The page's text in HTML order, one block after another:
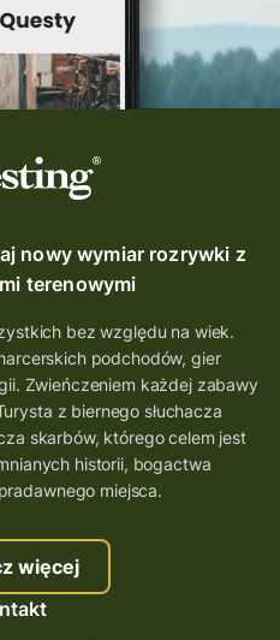
Szlak Przygody
questingowa
gra miejska
aplikacja questy
wakacje z questami
Stefan Żeromski
świętokrzyskie
nowy wymiar rozrywki z
terenowymi
bez względu na wiek.
podchodów, gier
Zwieńczeniem każdej zabawy
z biernego słuchacza
skarbów, którego celem jest
historii, bogactwa
miejsca.
więcej